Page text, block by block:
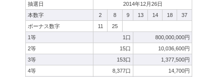
抽選日
2014年12月26日
本数字
2 8 9 13 14 18
37
ボーナス数字
11
25
1等
1口
800,000,000円
2等
15口
10,036,600円
3等
153口
1,377,500円
4等
8,377口
14,700円